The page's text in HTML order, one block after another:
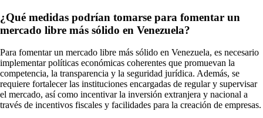
¿Qué medidas podrían tomarse para fomentar un
mercado libre más sólido en Venezuela?
Para fomentar un mercado libre más sólido en Venezuela, es necesario
implementar políticas económicas coherentes que promuevan la
competencia, la transparencia y la seguridad jurídica. Además, se
requiere fortalecer las instituciones encargadas de regular y supervisar
el mercado, así como incentivar la inversión extranjera y nacional a
través de incentivos fiscales y facilidades para la creación de empresas.